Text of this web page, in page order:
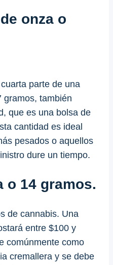
onza o
parte de una
gramos, también
que es una bolsa de
cantidad es ideal
pesados o aquellos
dure un tiempo.
o 14 gramos.
de cannabis. Una
entre $100 y
comúnmente como
cremallera y se debe